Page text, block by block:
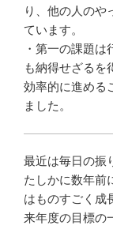
り、他の人のや
ています。
・第一の課題
も納得せざるを
効率的に進める
ました。
最近は毎日の振
たしかに数年前
はものすごく成
来年度の目標の